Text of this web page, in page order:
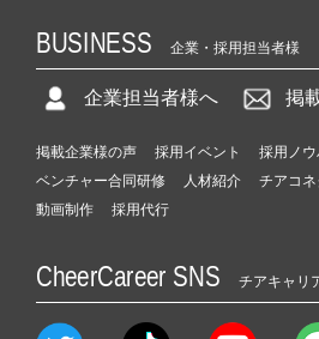
BUSINESS 企業・採用担当者様
企業担当者様へ 掲
掲載企業様の声 採用イベント 採用ノウ
ベンチャー合同研修
人材紹介 チアコ
動画制作
採用代行
CheerCareer SNS チアキャリ